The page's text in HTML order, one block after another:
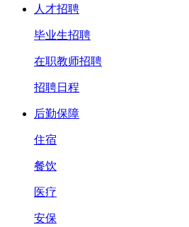
人才招聘
毕业生招聘
在职教师招聘
招聘日程
后勤保障
住宿
餐饮
医疗
安保